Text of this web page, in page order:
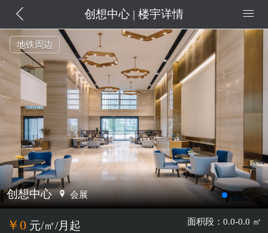
创想中心 | 楼宇详情
地铁周边
创想中心 会展
￥0 元/㎡/月起 面积段：0.0-0.0 ㎡